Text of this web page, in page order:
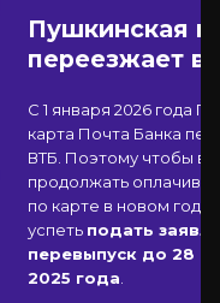
Пушкинская
переезжает в
С 1 января 2026 года
карта Почта Банка
ВТБ . Поэтому чтобы
продолжать
по карте в новом
успеть подать
перевыпуск до 28
2025 года